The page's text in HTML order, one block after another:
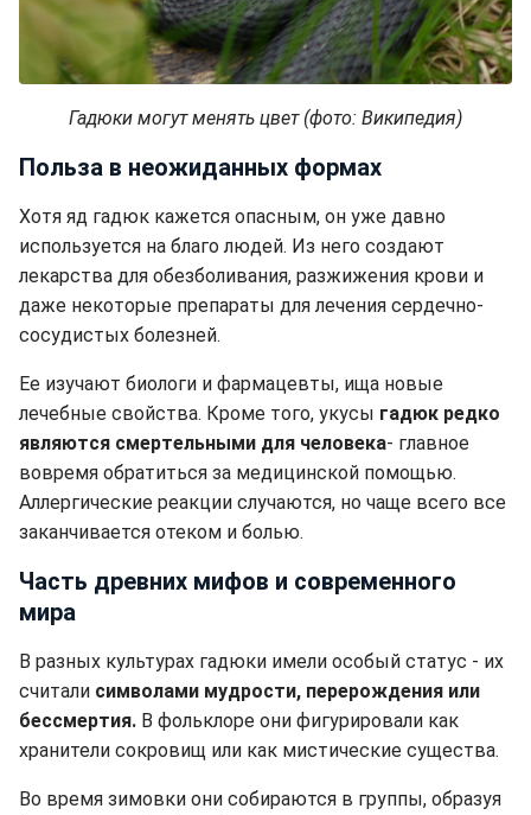
Гадюки могут менять цвет (фото: Википедия)
Польза в неожиданных формах
Хотя яд гадюк кажется опасным, он уже давно
используется на благо людей. Из него создают
лекарства для обезболивания, разжижения крови и
даже некоторые препараты для лечения сердечно-
сосудистых болезней.
Ее изучают биологи и фармацевты, ища новые
лечебные свойства. Кроме того, укусы гадюк редко
являются смертельными для человека- главное
вовремя обратиться за медицинской помощью.
Аллергические реакции случаются, но чаще всего все
заканчивается отеком и болью.
Часть древних мифов и современного
мира
В разных культурах гадюки имели особый статус - их
считали символами мудрости, перерождения или
бессмертия. В фольклоре они фигурировали как
хранители сокровищ или как мистические существа.
Во время зимовки они собираются в группы, образуя